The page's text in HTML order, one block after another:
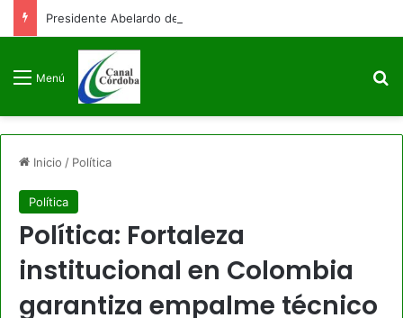
Menú
Inicio / Política
Política
Política: Fortaleza
institucional en Colombia
garantiza empalme técnico